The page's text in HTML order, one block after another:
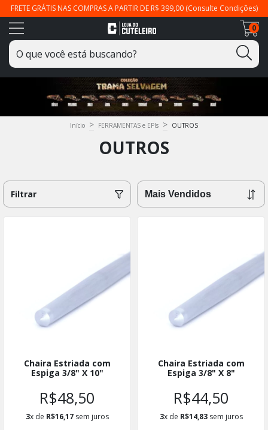
FRETE GRÁTIS NAS COMPRAS A PARTIR DE R$ 399,00 (Consulte Condições)
0
Início > FERRAMENTAS e EPIs > OUTROS
OUTROS
Filtrar
Chaira Estriada com
Espiga 3/8" X 10"
R$48,50
3x de R$16,17sem juros
Chaira Estriada com
Espiga 3/8" X 8"
R$44,50
3x de R$14,83sem juros